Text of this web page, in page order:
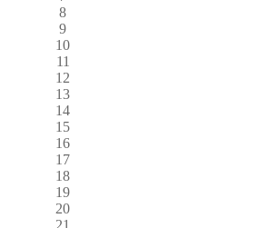
8
9
10
11
12
13
14
15
16
17
18
19
20
21